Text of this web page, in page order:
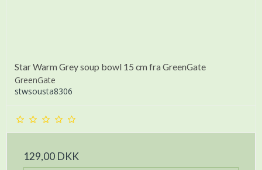
Star Warm Grey soup bowl 15 cm fra GreenGate
GreenGate
stwsousta8306
129,00 DKK